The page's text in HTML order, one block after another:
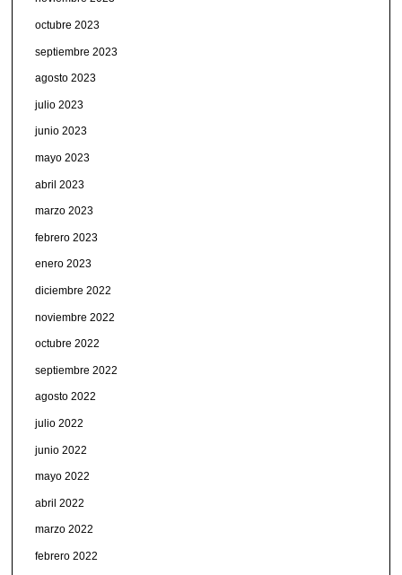
octubre 2023
septiembre 2023
agosto 2023
julio 2023
junio 2023
mayo 2023
abril 2023
marzo 2023
febrero 2023
enero 2023
diciembre 2022
noviembre 2022
octubre 2022
septiembre 2022
agosto 2022
julio 2022
junio 2022
mayo 2022
abril 2022
marzo 2022
febrero 2022